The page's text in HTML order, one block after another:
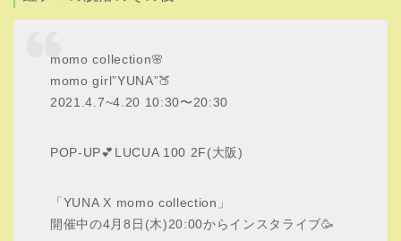
momo collection🌸
momo girl”YUNA”🍑
2021.4.7~4.20 10:30〜20:30
POP-UP💕LUCUA 100 2F(大阪)
「YUNA X momo collection」
開催中の4月8日(木)20:00からインスタライブ🥳